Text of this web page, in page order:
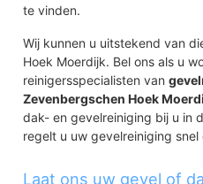
te vinden.
Wij kunnen u uitstekend van
Hoek Moerdijk. Bel ons als u
reinigersspecialisten van
Zevenbergschen Hoek
dak- en gevelreiniging bij u in
regelt u uw gevelreiniging snel
Laat ons uw gevel of